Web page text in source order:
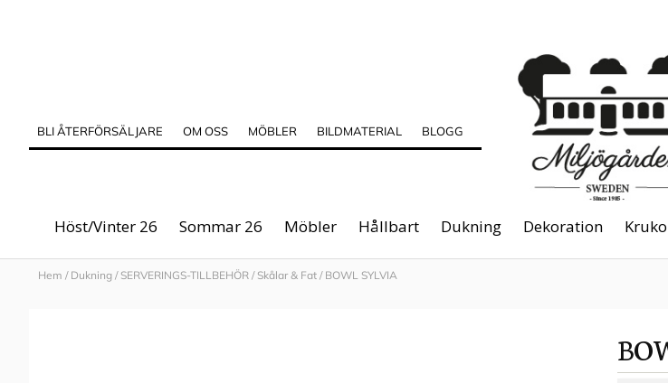
BLI ÅTERFÖRSÄLJARE OM OSS MÖBLER BILDMATERIAL BLOGG
Höst/Vinter 26 Sommar 26 Möbler Hållbart Dukning Dekoration
Hem / Dukning / SERVERINGS-TILLBEHÖR / Skålar & Fat / BOWL SYLVIA